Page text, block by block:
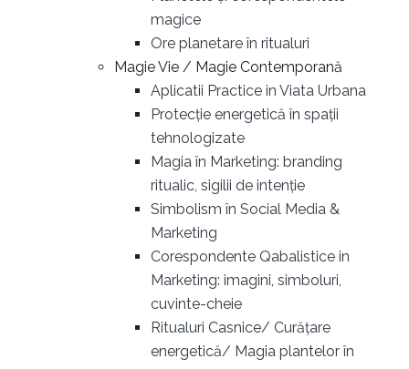
magice
Ore planetare în ritualuri
Magie Vie / Magie Contemporană
Aplicatii Practice in Viata Urbana
Protecție energetică în spații
tehnologizate
Magia în Marketing: branding
ritualic, sigilii de intenție
Simbolism în Social Media &
Marketing
Corespondente Qabalistice in
Marketing: imagini, simboluri,
cuvinte-cheie
Ritualuri Casnice/ Curățare
energetică/ Magia plantelor în